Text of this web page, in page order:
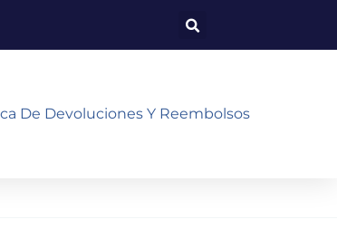
De Devoluciones Y Reembolsos